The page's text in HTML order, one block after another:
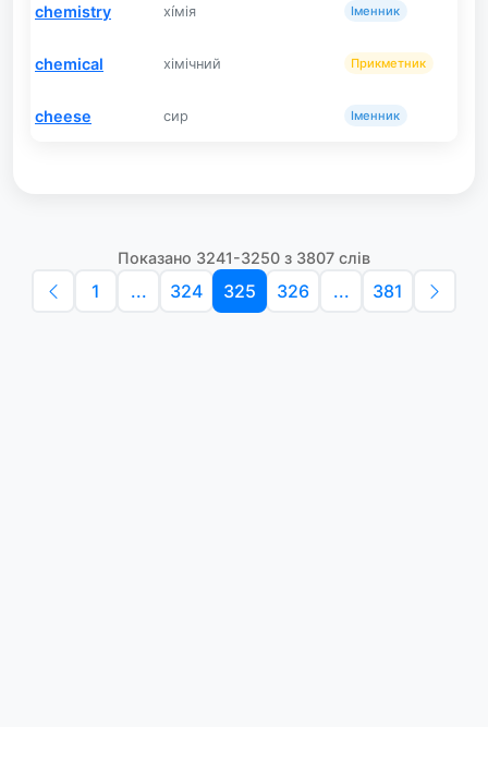
chemistry хі́мія Іменник
chemical хімічний Прикметник
cheese сир Іменник
Показано 3241-3250 з 3807 слів
1 ... 324 325 326 ... 381